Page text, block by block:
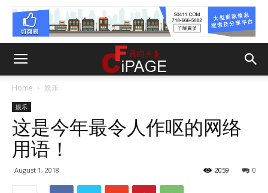
Home 娱乐
娱乐
这是今年最令人作呕的网络
用语！
August 1, 2018 0
2059